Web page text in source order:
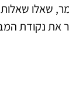
שאלו
את נקודת